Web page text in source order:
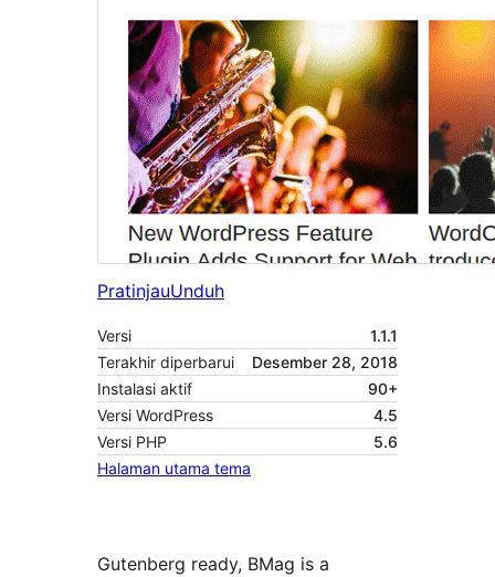
PratinjauUnduh
Versi
1.1.1
Terakhir diperbarui
Desember 28, 2018
Instalasi aktif
90+
Versi WordPress
4.5
Versi PHP
5.6
Halaman utama tema
Gutenberg ready, BMag is a